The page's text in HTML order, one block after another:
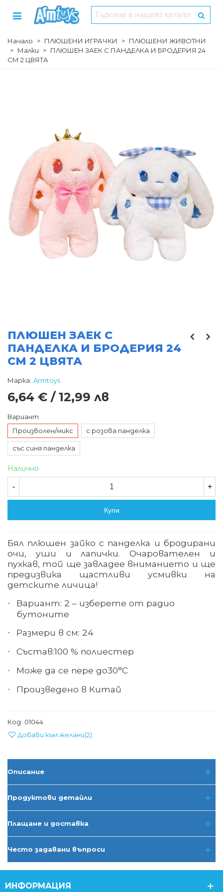
Начало > ПЛЮШЕНИ ИГРАЧКИ > ПЛЮШЕНИ ЖИВОТНИ
> Малки > ПЛЮШЕН ЗАЕК С ПАНДЕЛКА И БРОДЕРИЯ 24
СМ 2 ЦВЯТА
ПЛЮШЕН ЗАЕК С
ПАНДЕЛКА И БРОДЕРИЯ 24
СМ 2 ЦВЯТА
Марка: Armtoys
6,64 € / 12,99 лв
Вариант
Произволен/микс
с розова панделка
със синя панделка
Налично
- +
Купи
Бял плюшен зайко с панделка и бродирани
очи, уши и лапички. Очарователен и
пухкав, той ще завладее вниманието и ще
предизвика щастливи усмивки на
детските личица!
·
Вариант: 2 – изберете от радио
бутоните
· Размери в см: 24
· Състав:100 % полиестер
· Може да се пере до30°С
· Произведено в Китай
Код: 01044
Добави към желани(2)
Описание
Продуктови детайли
Плащане и доставка
Често задавани въпроси
ИНФОРМАЦИЯ